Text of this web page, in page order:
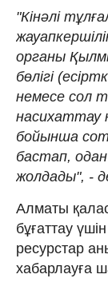
"Кінәлі
органы
бөлігі
немесе сол
насихаттау
бойынша
бастап, одан
жолдады", -
Алматы
бұғаттау
ресурстар
хабарлауға